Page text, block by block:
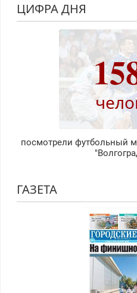
ЦИФРА ДНЯ
посмотрели футбольный
ГАЗЕТА